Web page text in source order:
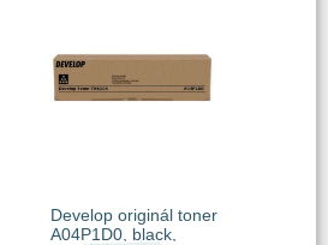
Develop originál toner
A04P1D0, black,